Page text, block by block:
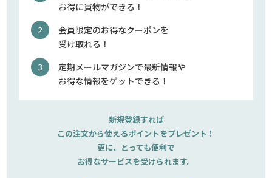
お得に買物ができる！
会員限定のお得なクーポンを
受け取れる！
定期メールマガジンで最新情報や
お得な情報をゲットできる！
新規登録すれば
この注文から使えるポイントをプレゼント！
更に、とっても便利で
お得なサービスを受けられます。